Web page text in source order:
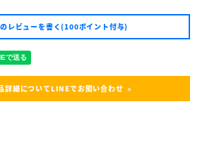
レビューを書く(100ポイント付与)
詳細についてLINEでお問い合わせ